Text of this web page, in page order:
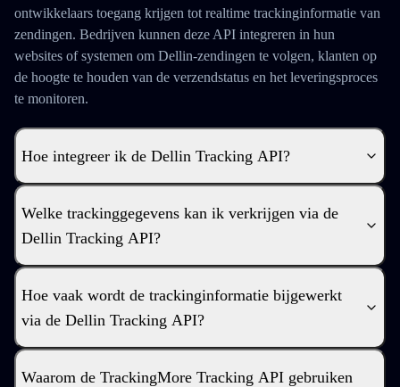
ontwikkelaars toegang krijgen tot realtime trackinginformatie van
zendingen. Bedrijven kunnen deze API integreren in hun
websites of systemen om Dellin-zendingen te volgen, klanten op
de hoogte te houden van de verzendstatus en het leveringsproces
te monitoren.
Hoe integreer ik de Dellin Tracking API?
Welke trackinggegevens kan ik verkrijgen via de
Dellin Tracking API?
Hoe vaak wordt de trackinginformatie bijgewerkt
via de Dellin Tracking API?
Waarom de TrackingMore Tracking API gebruiken